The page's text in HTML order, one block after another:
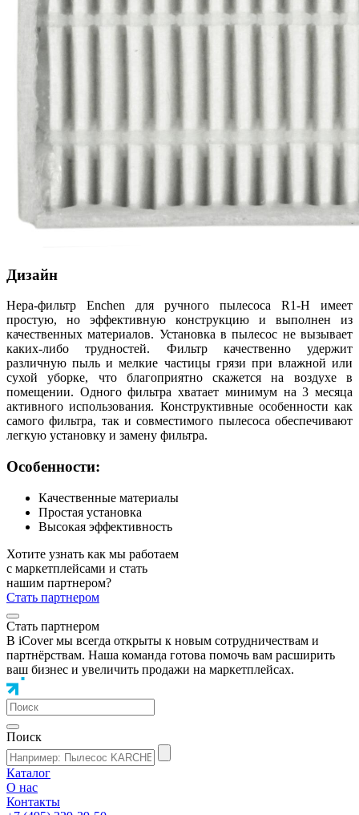
Дизайн
Hepa-фильтр Enchen для ручного пылесоса R1-H имеет
простую, но эффективную конструкцию и выполнен из
качественных материалов. Установка в пылесос не вызывает
каких-либо трудностей. Фильтр качественно удержит
различную пыль и мелкие частицы грязи при влажной или
сухой уборке, что благоприятно скажется на воздухе в
помещении. Одного фильтра хватает минимум на 3 месяца
активного использования. Конструктивные особенности как
самого фильтра, так и совместимого пылесоса обеспечивают
легкую установку и замену фильтра.
Особенности:
Качественные материалы
Простая установка
Высокая эффективность
Хотите узнать как мы работаем
с маркетплейсами и стать
нашим партнером?
Стать партнером
Стать партнером
В iCover мы всегда открыты к новым сотрудничествам и
партнёрствам. Наша команда готова помочь вам расширить
ваш бизнес и увеличить продажи на маркетплейсах.
Поиск
Каталог
О нас
Контакты